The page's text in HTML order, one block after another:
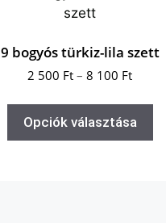
9 bogyós türkiz-lila szett
2 500 Ft – 8 100 Ft
Opciók választása